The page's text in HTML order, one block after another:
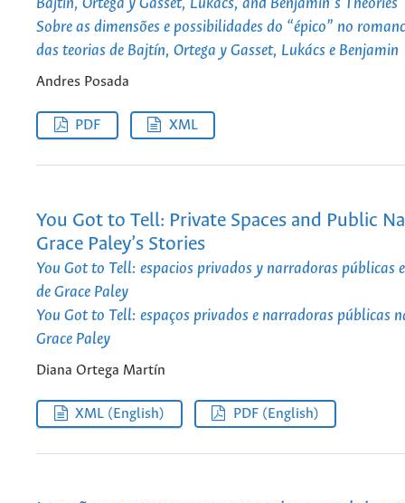
Bajtín, Ortega y Gasset, Lukács, and Benjamin’s Theories
Sobre as dimensões e possibilidades do “épico” no
das teorias de Bajtín, Ortega y Gasset, Lukács e Benjamin
Andres Posada
PDF XML
You Got to Tell: Private Spaces and Public
Grace Paley’s Stories
You Got to Tell: espacios privados y narradoras públicas
de Grace Paley
You Got to Tell: espaços privados e narradoras públicas
Grace Paley
Diana Ortega Martín
XML (English) PDF (English)